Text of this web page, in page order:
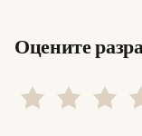
Оцените